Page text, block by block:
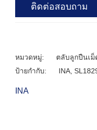
ติดต่อสอบถาม
หมวดหมู่: ตลับลูกปืนเม็
ป้ายกำกับ:
INA
INA